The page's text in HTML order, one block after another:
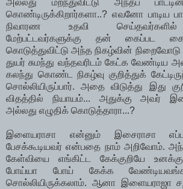
அல்லது மறந்துவிட்டு அந்தப்
கொண்டிருக்கிறார்களா..? எவனோ பாடிய
நிவாரண உதவி செய்தவர்களில்
மேற்பட்டவர்களுக்கு தன் கைப்பட
கொடுத்துவிட்டு அந்த நிகழ்வின்
துயர் சுமந்து வந்தவரிடம் கேட்க
கலந்து கொண்ட நிகழ்வு குறித்துக்
சொல்லியிருப்பார். அதை விடுத்து இது
விதத்தில் நியாயம்... அதுக்கு அவர்
அல்லது எழுதிக் கொடுத்தாரா...?
இளையராசா என்னும் இசைராசா
பேசக்கூடியவர் என்பதை நாம் அறிவோம்.
கேள்வியை எங்கிட்ட கேக்குறியே
போய்யா போய் கேக்க
சொல்லியிருக்கலாம். ஆனா இளையராஜா